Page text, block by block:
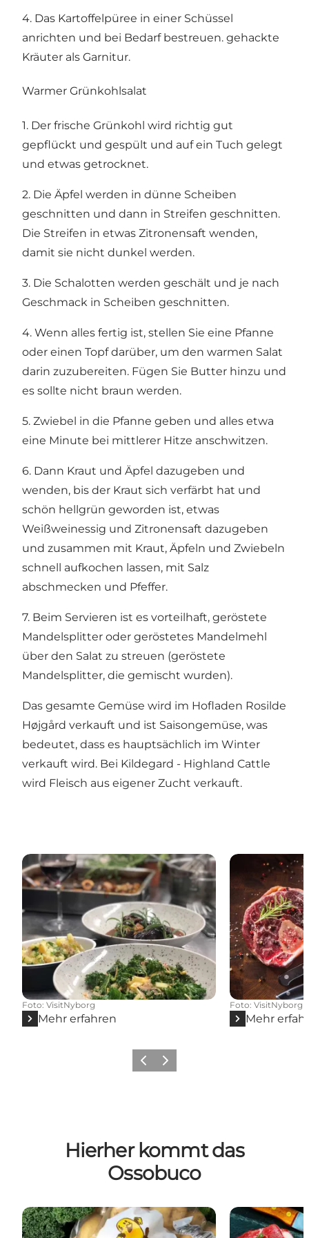
4. Das Kartoffelpüree in einer Schüssel
anrichten und bei Bedarf bestreuen. gehackte
Kräuter als Garnitur.
Warmer Grünkohlsalat
1. Der frische Grünkohl wird richtig gut
gepflückt und gespült und auf ein Tuch gelegt
und etwas getrocknet.
2. Die Äpfel werden in dünne Scheiben
geschnitten und dann in Streifen geschnitten.
Die Streifen in etwas Zitronensaft wenden,
damit sie nicht dunkel werden.
3. Die Schalotten werden geschält und je nach
Geschmack in Scheiben geschnitten.
4. Wenn alles fertig ist, stellen Sie eine Pfanne
oder einen Topf darüber, um den warmen Salat
darin zuzubereiten. Fügen Sie Butter hinzu und
es sollte nicht braun werden.
5. Zwiebel in die Pfanne geben und alles etwa
eine Minute bei mittlerer Hitze anschwitzen.
6. Dann Kraut und Äpfel dazugeben und
wenden, bis der Kraut sich verfärbt hat und
schön hellgrün geworden ist, etwas
Weißweinessig und Zitronensaft dazugeben
und zusammen mit Kraut, Äpfeln und Zwiebeln
schnell aufkochen lassen, mit Salz
abschmecken und Pfeffer.
7. Beim Servieren ist es vorteilhaft, geröstete
Mandelsplitter oder geröstetes Mandelmehl
über den Salat zu streuen (geröstete
Mandelsplitter, die gemischt wurden).
Das gesamte Gemüse wird im Hofladen Rosilde
Højgård verkauft und ist Saisongemüse, was
bedeutet, dass es hauptsächlich im Winter
verkauft wird. Bei Kildegard - Highland Cattle
wird Fleisch aus eigener Zucht verkauft.
Foto: VisitNyborg
Mehr erfahren
Foto: VisitNyborg
Mehr
ZurückWeiter
Hierher kommt das
Ossobuco
Rosilde Højgård Kildegaard -